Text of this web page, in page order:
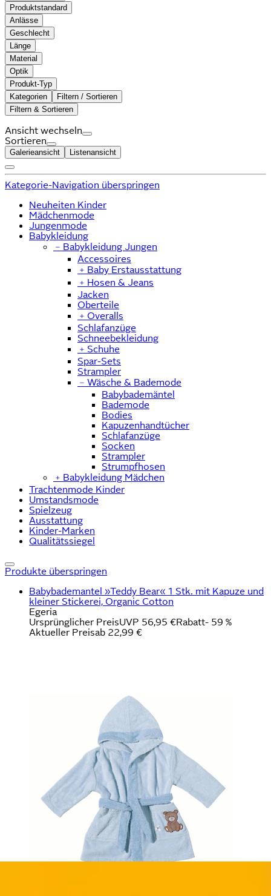
Produktstandard
Anlässe
Geschlecht
Länge
Material
Optik
Produkt-Typ
Kategorien
Filtern / Sortieren
Filtern & Sortieren
Ansicht wechseln
Sortieren
Galerieansicht Listenansicht
Kategorie-Navigation überspringen
Neuheiten Kinder
Mädchenmode
Jungenmode
Babykleidung
﹣ Babykleidung Jungen
Accessoires
﹢ Baby Erstausstattung
﹢ Hosen & Jeans
Jacken
Oberteile
﹢ Overalls
Schlafanzüge
Schneebekleidung
﹢ Schuhe
Spar-Sets
Strampler
﹣ Wäsche & Bademode
Babybademäntel
Bademode
Bodies
Kapuzenhandtücher
Schlafanzüge
Socken
Strampler
Strumpfhosen
﹢ Babykleidung Mädchen
Trachtenmode Kinder
Umstandsmode
Spielzeug
Ausstattung
Kinder-Marken
Qualitätssiegel
Produkte überspringen
Babybademantel »Teddy Bear« 1 Stk. mit Kapuze und
kleiner Stickerei, Organic Cotton
Egeria
Ursprünglicher PreisUVP 56,95 €Rabatt- 59 %
Aktueller Preisab 22,99 €